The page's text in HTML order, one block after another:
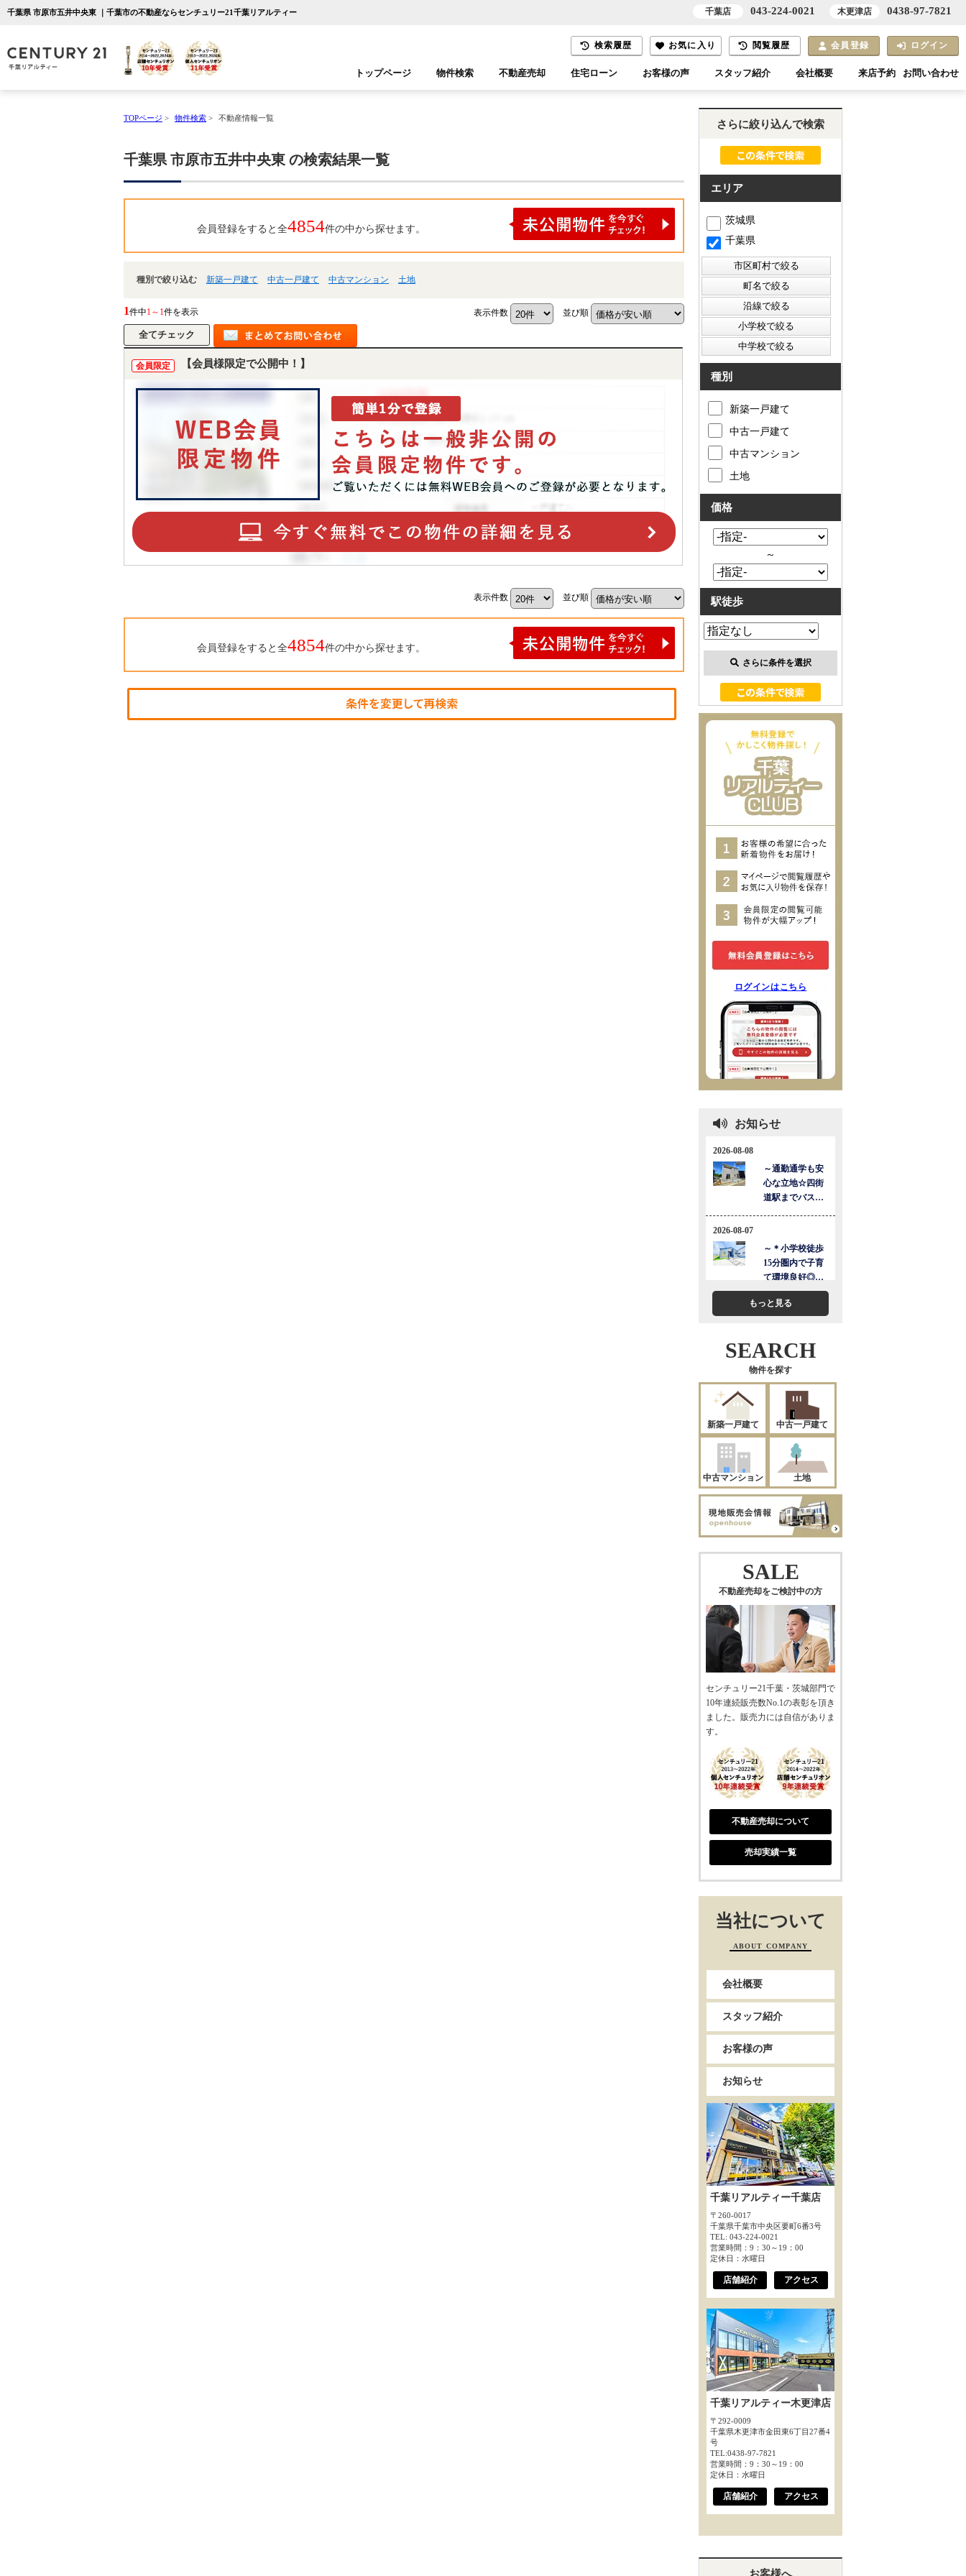
千葉県 市原市五井中央東 ｜千葉市の不動産ならセンチュリー21千葉リアルティー
検索履歴 お気に入り 閲覧履歴 会員登録 ログイン
トップページ 物件検索 不動産売却 住宅ローン お客様の声 スタッフ紹介 会社概要 来店予約 お問い合わせ
TOPページ > 物件検索 > 不動産情報一覧
千葉県 市原市五井中央東 の検索結果一覧
会員登録をすると全4854件の中から探せます。
種別で絞り込む 新築一戸建て 中古一戸建て 中古マンション 土地
1件中1～1件を表示 表示件数 並び順
会員限定 【会員様限定で公開中！】
表示件数 並び順
会員登録をすると全4854件の中から探せます。
さらに絞り込んで検索
エリア
茨城県
千葉県
種別
新築一戸建て
中古一戸建て
中古マンション
土地
価格
～
駅徒歩
さらに条件を選択
ログインはこちら
お知らせ
もっと見る
SEARCH
物件を探す
新築一戸建て 中古一戸建て
中古マンション 土地
SALE
不動産売却をご検討中の方
センチュリー21千葉・茨城部門で
10年連続販売数No.1の表彰を頂き
ました。販売力には自信がありま
す。
不動産売却について
売却実績一覧
当社について
ABOUT COMPANY
会社概要
スタッフ紹介
お客様の声
お知らせ
千葉リアルティー千葉店
〒260-0017
千葉県千葉市中央区要町6番3号
TEL: 043-224-0021
営業時間：9：30～19：00
定休日：水曜日
店舗紹介 アクセス
千葉リアルティー木更津店
〒292-0009
千葉県木更津市金田東6丁目27番4
号
TEL:0438-97-7821
営業時間：9：30～19：00
定休日：水曜日
店舗紹介 アクセス
千葉店 043-224-0021 木更津店 0438-97-7821